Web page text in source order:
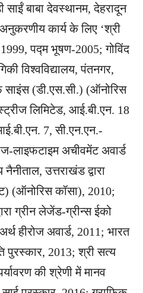
साईं बाबा देवस्थानम, देहरादून
कार्य के लिए ‘श्री
1999, पद्म भूषण-2005; गोविंद
विश्वविद्यालय, पंतनगर,
साइंस (डी.एस.सी.) (ऑनोरिस
लिमिटेड, आई.बी.एन. 18
7, सी.एन.एन.-
लाइफटाइम अचीवमेंट अवार्ड
उत्तराखंड द्वारा
(ऑनोरिस कॉसा), 2010;
ग्रीन लेजेंड-ग्रीन्स ईको
हीरोज अवार्ड, 2011; भारत
पुरस्कार, 2013; श्री सत्य
की श्रेणी में मानव